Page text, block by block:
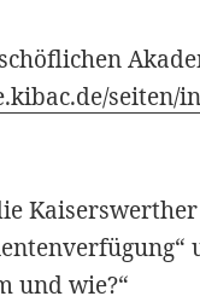
seiten/
Kaiserswerther
und wie?“